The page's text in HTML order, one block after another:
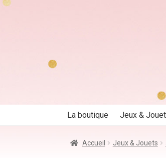
La boutique Jeux &
Accueil Jeux & Jouets